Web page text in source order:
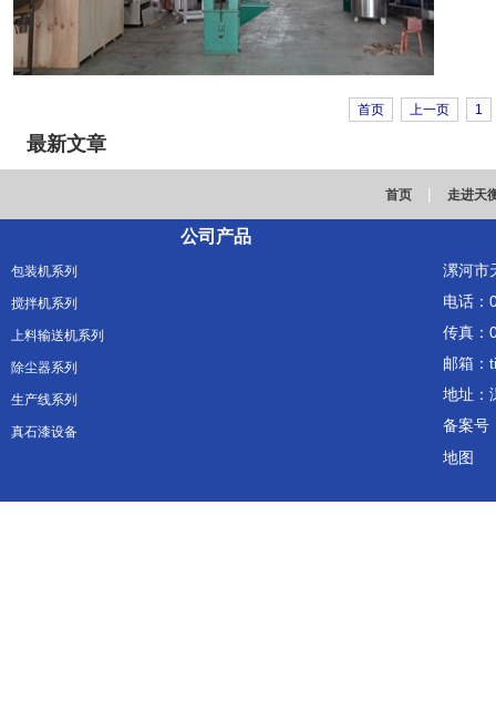
首页 上一页 1
最新文章
首页 | 走进天
公司产品
包装机系列
搅拌机系列
上料输送机系列
除尘器系列
生产线系列
真石漆设备
漯河市
电话：
传真：
邮箱：
地址：
备案号
地图